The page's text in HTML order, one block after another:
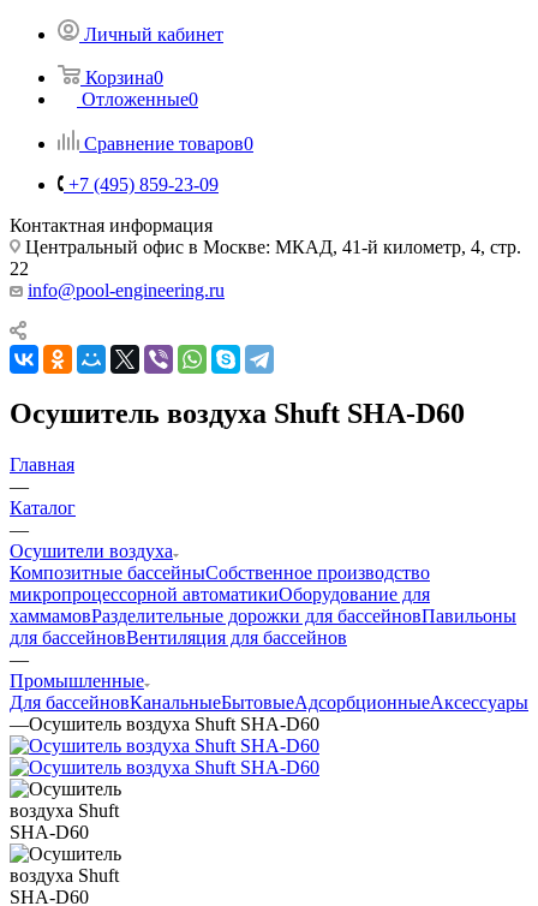
Личный кабинет
Корзина0
Отложенные0
Сравнение товаров0
+7 (495) 859-23-09
Контактная информация
Центральный офис в Москве: МКАД, 41-й километр, 4, стр.
22
info@pool-engineering.ru
Осушитель воздуха Shuft SHA-D60
Главная
—
Каталог
—
Осушители воздуха
Композитные бассейныСобственное производство
микропроцессорной автоматикиОборудование для
хаммамовРазделительные дорожки для бассейновПавильоны
для бассейновВентиляция для бассейнов
—
Промышленные
Для бассейновКанальныеБытовыеАдсорбционныеАксессуары
—Осушитель воздуха Shuft SHA-D60